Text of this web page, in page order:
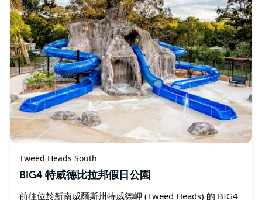
Tweed Heads South
BIG4 特威德比拉邦假日公園
前往位於新南威爾斯州特威德岬 (Tweed Heads) 的 BIG4